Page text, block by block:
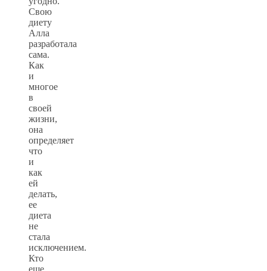
Свою
диету
Алла
разработала
сама.
Как
и
многое
в
своей
жизни,
она
определяет
что
и
как
ей
делать,
ее
диета
не
стала
исключением.
Кто